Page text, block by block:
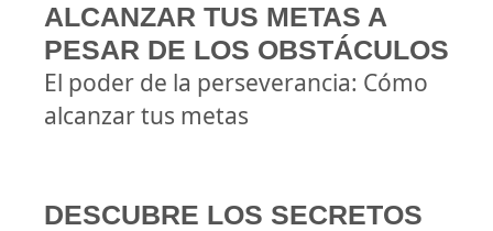
ALCANZAR TUS METAS A
PESAR DE LOS OBSTÁCULOS
El poder de la perseverancia: Cómo
alcanzar tus metas
DESCUBRE LOS SECRETOS